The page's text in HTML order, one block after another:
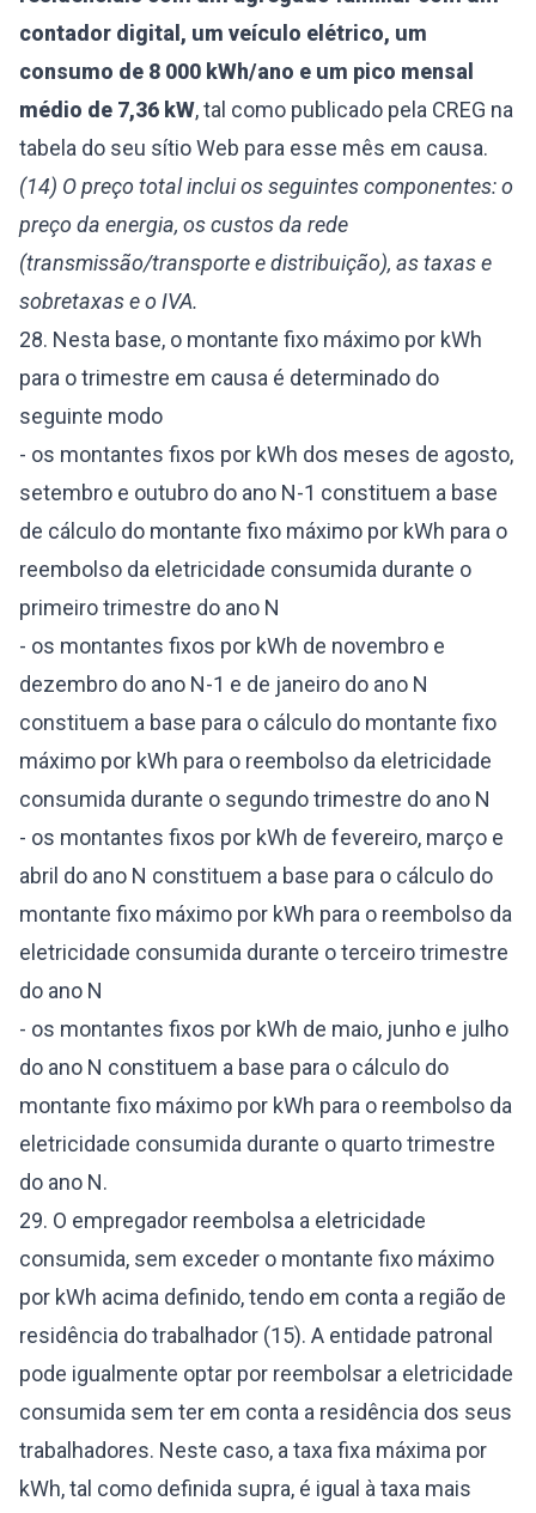
contador digital, um veículo elétrico, um
consumo de 8 000 kWh/ano e um pico mensal
médio de 7,36 kW, tal como publicado pela CREG na
tabela do seu sítio Web para esse mês em causa.
(14) O preço total inclui os seguintes componentes: o
preço da energia, os custos da rede
(transmissão/transporte e distribuição), as taxas e
sobretaxas e o IVA.
28. Nesta base, o montante fixo máximo por kWh
para o trimestre em causa é determinado do
seguinte modo
- os montantes fixos por kWh dos meses de agosto,
setembro e outubro do ano N-1 constituem a base
de cálculo do montante fixo máximo por kWh para o
reembolso da eletricidade consumida durante o
primeiro trimestre do ano N
- os montantes fixos por kWh de novembro e
dezembro do ano N-1 e de janeiro do ano N
constituem a base para o cálculo do montante fixo
máximo por kWh para o reembolso da eletricidade
consumida durante o segundo trimestre do ano N
- os montantes fixos por kWh de fevereiro, março e
abril do ano N constituem a base para o cálculo do
montante fixo máximo por kWh para o reembolso da
eletricidade consumida durante o terceiro trimestre
do ano N
- os montantes fixos por kWh de maio, junho e julho
do ano N constituem a base para o cálculo do
montante fixo máximo por kWh para o reembolso da
eletricidade consumida durante o quarto trimestre
do ano N.
29. O empregador reembolsa a eletricidade
consumida, sem exceder o montante fixo máximo
por kWh acima definido, tendo em conta a região de
residência do trabalhador (15). A entidade patronal
pode igualmente optar por reembolsar a eletricidade
consumida sem ter em conta a residência dos seus
trabalhadores. Neste caso, a taxa fixa máxima por
kWh, tal como definida supra, é igual à taxa mais